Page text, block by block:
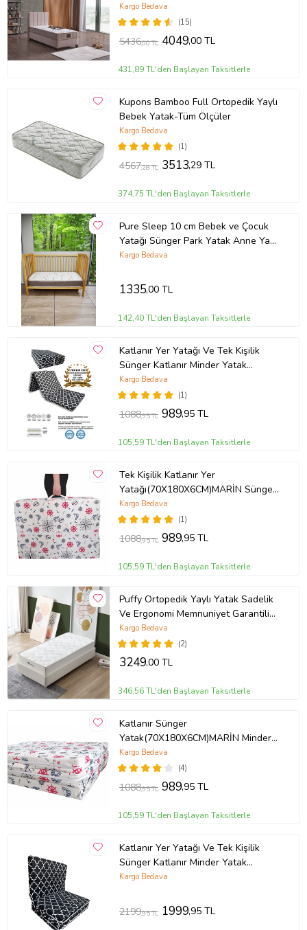
Ürün Kodu:kcm10340419 (15)
Kargo Bedava
5436,00 TL 4049,00 TL
431,89 TL'den Başlayan Taksitlerle
Kupons Bamboo Full Ortopedik Yaylı
Bebek Yatak-Tüm Ölçüler
(1)
Kargo Bedava
4567,28 TL 3513,29 TL
374,75 TL'den Başlayan Taksitlerle
Pure Sleep 10 cm Bebek ve Çocuk
Yatağı Sünger Park Yatak Anne Yanı
ve Bebek Yatakları Ortopedik
Kargo Bedava
1335,00 TL
142,40 TL'den Başlayan Taksitlerle
Katlanır Yer Yatağı Ve Tek Kişilik
Sünger Katlanır Minder Yatak
70x180 Cm 6 Cm Büyük Karaçatı
(1)
Kargo Bedava
1088,95 TL 989,95 TL
105,59 TL'den Başlayan Taksitlerle
Tek Kişilik Katlanır Yer
Yatağı(70X180X6CM)MARİN Sünger
Yatak
(1)
Kargo Bedava
1088,95 TL 989,95 TL
105,59 TL'den Başlayan Taksitlerle
Puffy Ortopedik Yaylı Yatak Sadelik
Ve Ergonomi Memnuniyet Garantili
20cm Kalınlık
(2)
Kargo Bedava
3249,00 TL
346,56 TL'den Başlayan Taksitlerle
Katlanır Sünger
Yatak(70X180X6CM)MARİN Minder
Yatak Fermuarlı
(4)
Kargo Bedava
1088,95 TL 989,95 TL
105,59 TL'den Başlayan Taksitlerle
Katlanır Yer Yatağı Ve Tek Kişilik
Sünger Katlanır Minder Yatak
90X190X10 Cm-KARAÇATI
Kargo Bedava
2199,95 TL 1999,95 TL